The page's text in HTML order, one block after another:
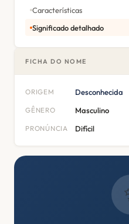
Características
Significado detalhado
FICHA DO NOME
ORIGEM Desconhecida
GÊNERO Masculino
PRONÚNCIA Difícil